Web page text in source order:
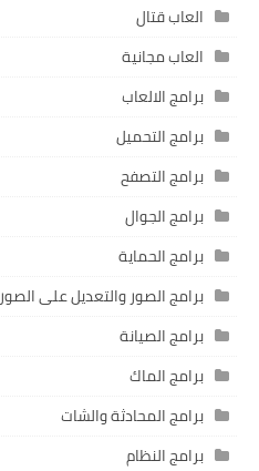
العاب قتال
العاب مجانية
برامج الالعاب
برامج التحميل
برامج التصفح
برامج الجوال
برامج الحماية
برامج الصور والتعديل على الصور
برامج الصيانة
برامج الماك
برامج المحادثة والشات
برامج النظام